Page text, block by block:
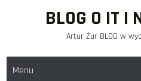
BLOG O IT I
Artur Żur BLOG w
Menu